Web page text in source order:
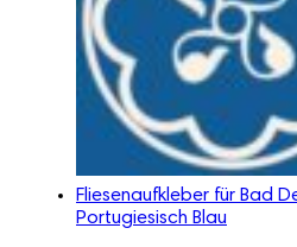
Fliesenaufkleber für Bad
Portugiesisch Blau